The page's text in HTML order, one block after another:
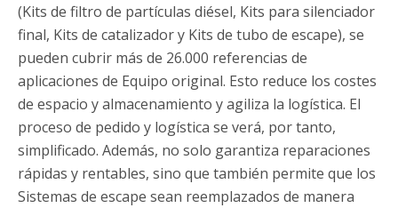
(Kits de filtro de partículas diésel, Kits para silenciador
final, Kits de catalizador y Kits de tubo de escape), se
pueden cubrir más de 26.000 referencias de
aplicaciones de Equipo original. Esto reduce los costes
de espacio y almacenamiento y agiliza la logística. El
proceso de pedido y logística se verá, por tanto,
simplificado. Además, no solo garantiza reparaciones
rápidas y rentables, sino que también permite que los
Sistemas de escape sean reemplazados de manera